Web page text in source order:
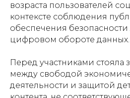
возраста пользователей
контексте соблюдения
обеспечения
цифровом обороте данных.
Перед участниками стояла
между свободой
деятельности и защитой